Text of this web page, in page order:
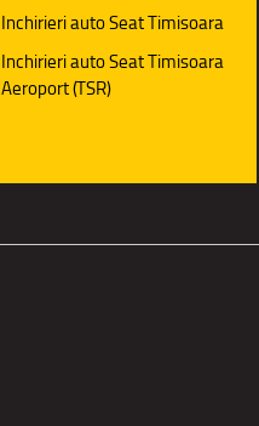
Inchirieri auto Seat Timisoara
Inchirieri auto Seat Timisoara
Aeroport (TSR)